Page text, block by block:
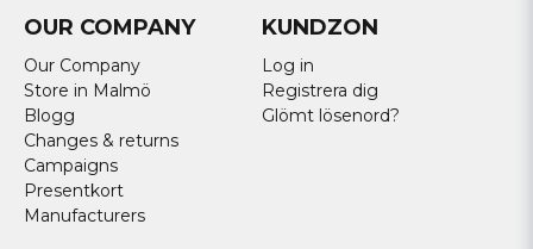
OUR COMPANY
Our Company
Store in Malmö
Blogg
Changes & returns
Campaigns
Presentkort
Manufacturers
KUNDZON
Log in
Registrera dig
Glömt lösenord?